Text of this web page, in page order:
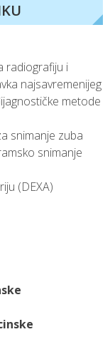
radiografiju i
najsavremenijeg
metode
snimanje zuba
snimanje
(DEXA)